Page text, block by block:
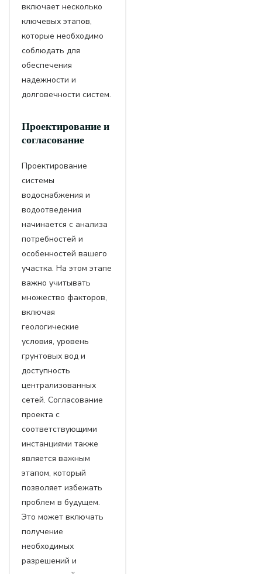
включает несколько
ключевых этапов,
которые необходимо
соблюдать для
обеспечения
надежности и
долговечности систем.
Проектирование и
согласование
Проектирование
системы
водоснабжения и
водоотведения
начинается с анализа
потребностей и
особенностей вашего
участка. На этом этапе
важно учитывать
множество факторов,
включая
геологические
условия, уровень
грунтовых вод и
доступность
централизованных
сетей. Согласование
проекта с
соответствующими
инстанциями также
является важным
этапом, который
позволяет избежать
проблем в будущем.
Это может включать
получение
необходимых
разрешений и